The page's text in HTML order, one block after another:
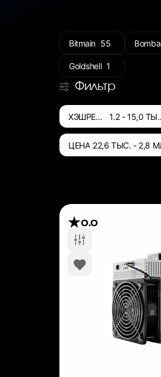
Bitmain 55
Goldshell 1
Фильтр
1.2-15,0 ТЫС.
ХЭШРЕЙТ
22,6 ТЫС. - 2,8
ЦЕНА
0.0